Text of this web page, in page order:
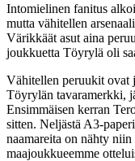
Intomielinen fanitus
mutta vähitellen
Värikkäät asut aina
joukkuetta Töyrylä oli
Vähitellen peruukit ovat
Töyrylän tavaramerkki,
Ensimmäisen kerran
sitten. Neljästä A3-
naamareita on nähty
maajoukkueemme